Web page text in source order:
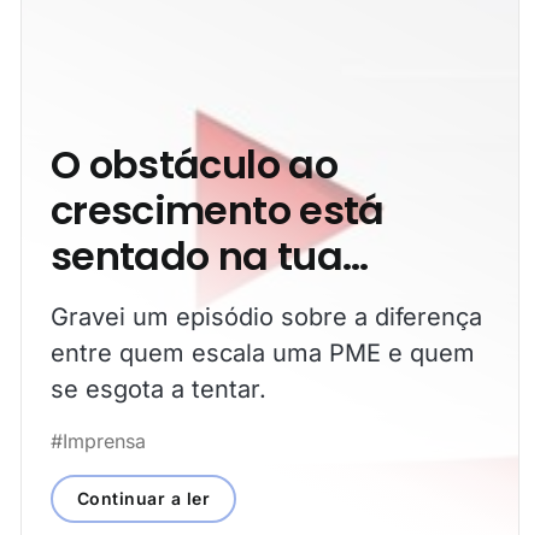
O obstáculo ao
crescimento está
sentado na tua
cadeira
Gravei um episódio sobre a diferença
entre quem escala uma PME e quem
se esgota a tentar.
#Imprensa
Continuar a ler